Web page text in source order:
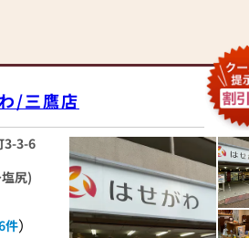
、お仏
なりと
にお願
本を代
現代の
仏壇を
内の家
げたお
、祈る
いカタ
/三鷹店
3-3-6
尻)
件）